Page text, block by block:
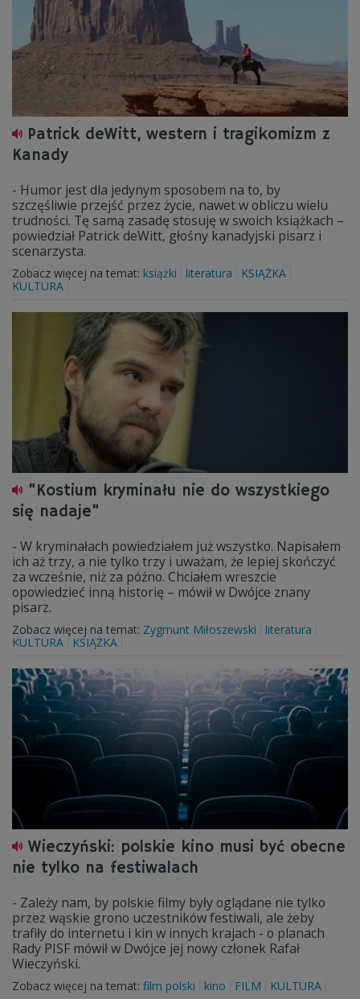
Patrick deWitt, western i tragikomizm z
Kanady
- Humor jest dla jedynym sposobem na to, by
szczęśliwie przejść przez życie, nawet w obliczu wielu
trudności. Tę samą zasadę stosuję w swoich książkach –
powiedział Patrick deWitt, głośny kanadyjski pisarz i
scenarzysta.
Zobacz więcej na temat: książki literatura
KSIĄŻKA
KULTURA
"Kostium kryminału nie do wszystkiego
się nadaje"
- W kryminałach powiedziałem już wszystko. Napisałem
ich aż trzy, a nie tylko trzy i uważam, że lepiej skończyć
za wcześnie, niż za późno. Chciałem wreszcie
opowiedzieć inną historię – mówił w Dwójce znany
pisarz.
Zobacz więcej na temat: Zygmunt Miłoszewski
literatura
KULTURA
KSIĄŻKA
Wieczyński: polskie kino musi być obecne
nie tylko na festiwalach
- Zależy nam, by polskie filmy były oglądane nie tylko
przez wąskie grono uczestników festiwali, ale żeby
trafiły do internetu i kin w innych krajach - o planach
Rady PISF mówił w Dwójce jej nowy członek Rafał
Wieczyński.
Zobacz więcej na temat: film polski kino FILM KULTURA